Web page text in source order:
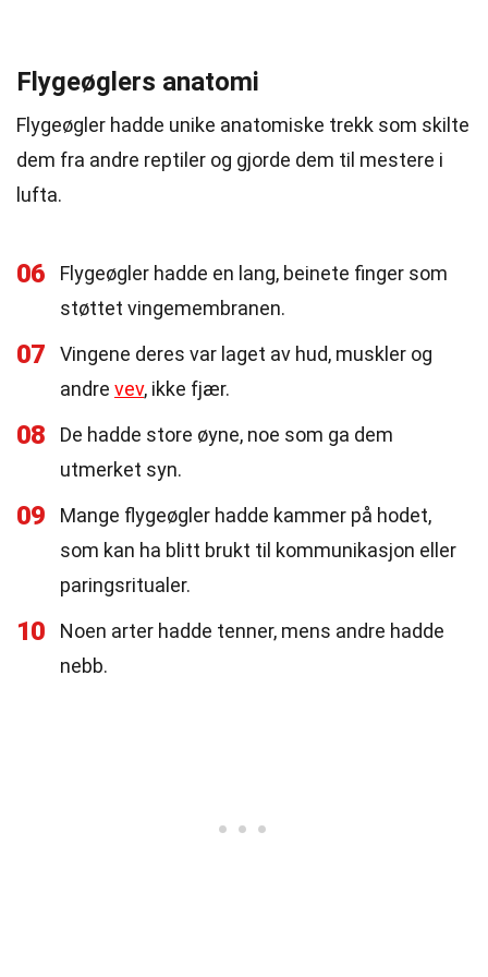
Flygeøglers anatomi
Flygeøgler hadde unike anatomiske trekk som skilte
dem fra andre reptiler og gjorde dem til mestere i
lufta.
06
Flygeøgler hadde en lang, beinete finger som
støttet vingemembranen.
07
Vingene deres var laget av hud, muskler og
andre vev, ikke fjær.
08
De hadde store øyne, noe som ga dem
utmerket syn.
09
Mange flygeøgler hadde kammer på hodet,
som kan ha blitt brukt til kommunikasjon eller
paringsritualer.
10
Noen arter hadde tenner, mens andre hadde
nebb.